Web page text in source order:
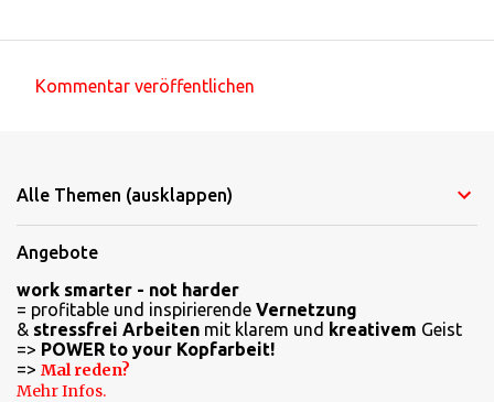
m
n
t
a
r
e
Kommentar veröffentlichen
Alle Themen (ausklappen)
Angebote
work smarter - not harder
= profitable und inspirierende Vernetzung
& stressfrei Arbeiten mit klarem und kreativem Geist
=> POWER to your Kopfarbeit!
=> Mal reden?
Mehr Infos.